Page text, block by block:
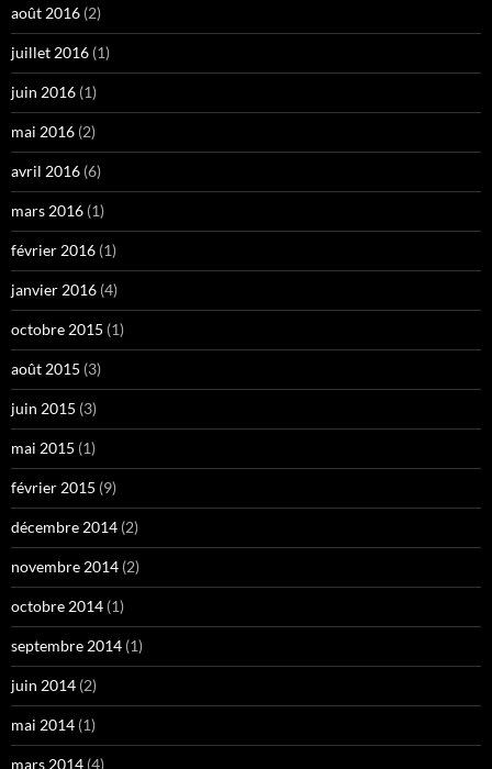
août 2016 (2)
juillet 2016 (1)
juin 2016 (1)
mai 2016 (2)
avril 2016 (6)
mars 2016 (1)
février 2016 (1)
janvier 2016 (4)
octobre 2015 (1)
août 2015 (3)
juin 2015 (3)
mai 2015 (1)
février 2015 (9)
décembre 2014 (2)
novembre 2014 (2)
octobre 2014 (1)
septembre 2014 (1)
juin 2014 (2)
mai 2014 (1)
mars 2014 (4)